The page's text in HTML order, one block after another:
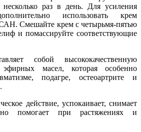
раз в день. Для усиления
использовать крем
Смешайте крем с четырьмя-пятью
и помассируйте соответствующие
собой высококачественную
масел, которая особенно
подагре, остеоартрите и
действие, успокаивает, снимает
помогает при растяжениях и